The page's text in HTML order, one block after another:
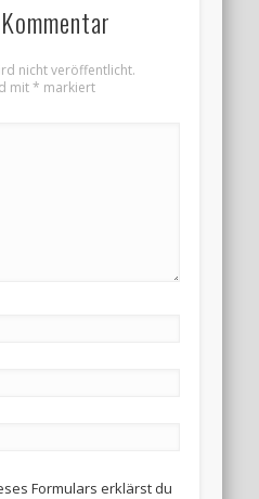
nicht veröffentlicht.
mit* markiert
Formulars erklärst du